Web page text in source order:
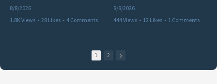
8/8/2026
1.8K Views • 28 Likes • 4 Comments
8/8/2026
444 Views • 12 Likes • 1 Comments
1 2